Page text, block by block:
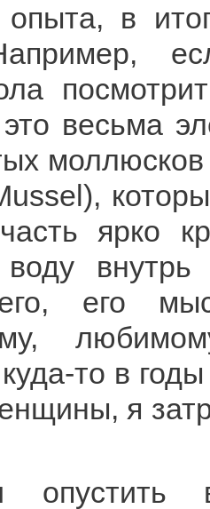
опыта, в
весьма
ярко
воду
его
то в
я
опустить